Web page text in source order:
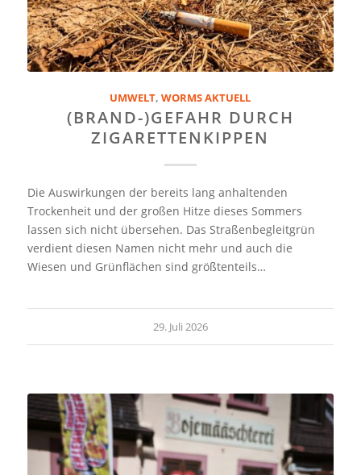
UMWELT,WORMS AKTUELL
(BRAND-)GEFAHR DURCH
ZIGARETTENKIPPEN
Die Auswirkungen der bereits lang anhaltenden
Trockenheit und der großen Hitze dieses Sommers
lassen sich nicht übersehen. Das Straßenbegleitgrün
verdient diesen Namen nicht mehr und auch die
Wiesen und Grünflächen sind größtenteils…
29. Juli 2026